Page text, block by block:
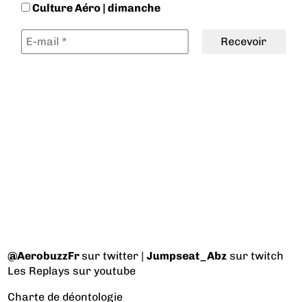
Culture Aéro | dimanche
@AerobuzzFrsur twitter |Jumpseat_Abz sur twitch
Les Replays sur youtube
Charte de déontologie